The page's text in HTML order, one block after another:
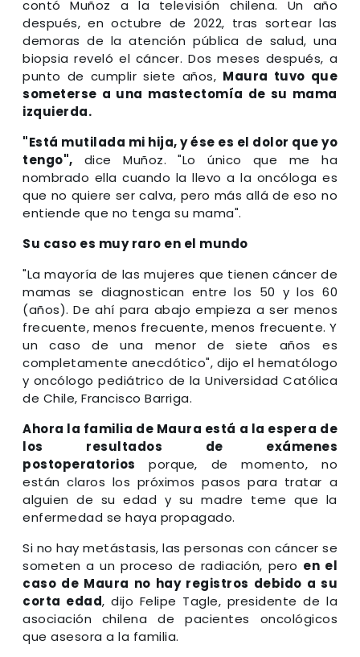
contó Muñoz a la televisión chilena. Un año
después, en octubre de 2022, tras sortear las
demoras de la atención pública de salud, una
biopsia reveló el cáncer. Dos meses después, a
punto de cumplir siete años, Maura tuvo que
someterse a una mastectomía de su mama
izquierda.
"Está mutilada mi hija, y ése es el dolor que yo
tengo", dice Muñoz. "Lo único que me ha
nombrado ella cuando la llevo a la oncóloga es
que no quiere ser calva, pero más allá de eso no
entiende que no tenga su mama".
Su caso es muy raro en el mundo
"La mayoría de las mujeres que tienen cáncer de
mamas se diagnostican entre los 50 y los 60
(años). De ahí para abajo empieza a ser menos
frecuente, menos frecuente, menos frecuente. Y
un caso de una menor de siete años es
completamente anecdótico", dijo el hematólogo
y oncólogo pediátrico de la Universidad Católica
de Chile, Francisco Barriga.
Ahora la familia de Maura está a la espera de
los resultados de exámenes
postoperatorios porque, de momento, no
están claros los próximos pasos para tratar a
alguien de su edad y su madre teme que la
enfermedad se haya propagado.
Si no hay metástasis, las personas con cáncer se
someten a un proceso de radiación, pero en el
caso de Maura no hay registros debido a su
corta edad, dijo Felipe Tagle, presidente de la
asociación chilena de pacientes oncológicos
que asesora a la familia.